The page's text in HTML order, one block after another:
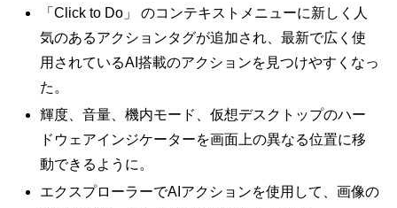
「Click to Do」 のコンテキストメニューに新しく人
気のあるアクションタグが追加され、最新で広く使
用されているAI搭載のアクションを見つけやすくなっ
た。
輝度、音量、機内モード、仮想デスクトップのハー
ドウェアインジケーターを画面上の異なる位置に移
動できるように。
エクスプローラーでAIアクションを使用して、画像の